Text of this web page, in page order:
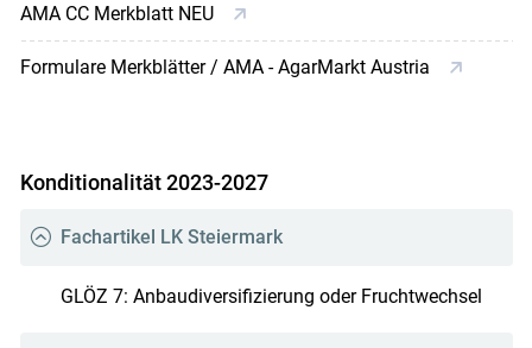
AMA CC Merkblatt NEU
Formulare Merkblätter / AMA - AgarMarkt Austria
Konditionalität 2023-2027
Fachartikel LK Steiermark
GLÖZ 7: Anbaudiversifizierung oder Fruchtwechsel